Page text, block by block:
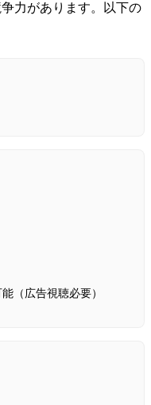
力があります。以下の
（広告視聴必要）